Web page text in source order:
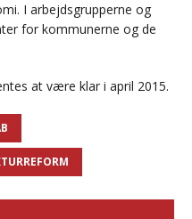
I arbejdsgrupperne og
for kommunerne og de
at være klar i april 2015.